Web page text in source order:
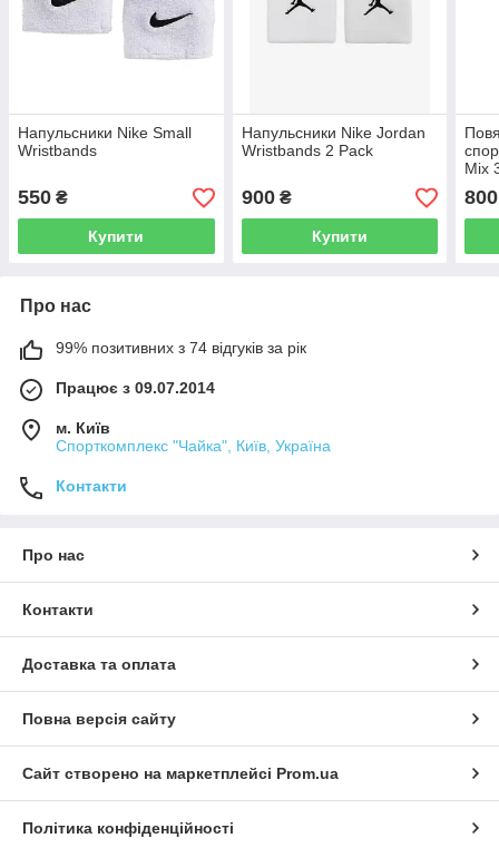
Напульсники Nike Small
Wristbands
550 ₴
Купити
Напульсники Nike Jordan
Wristbands 2 Pack
900₴
Купити
Mix
800
Про нас
99% позитивних з 74 відгуків за рік
Працює з 09.07.2014
м. Київ
Спорткомплекс "Чайка", Київ, Україна
Контакти
Про нас
Контакти
Доставка та оплата
Повна версія сайту
Сайт створено на маркетплейсі Prom.ua
Політика конфіденційності